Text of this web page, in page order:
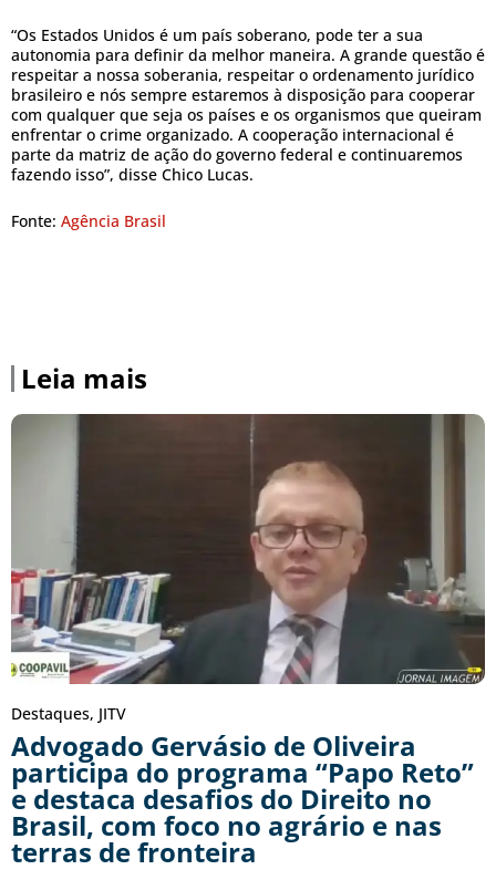
“Os Estados Unidos é um país soberano, pode ter a sua
autonomia para definir da melhor maneira. A grande questão é
respeitar a nossa soberania, respeitar o ordenamento jurídico
brasileiro e nós sempre estaremos à disposição para cooperar
com qualquer que seja os países e os organismos que queiram
enfrentar o crime organizado. A cooperação internacional é
parte da matriz de ação do governo federal e continuaremos
fazendo isso”, disse Chico Lucas.
Fonte: Agência Brasil
Leia mais
Destaques, JITV
Advogado Gervásio de Oliveira
participa do programa “Papo Reto”
e destaca desafios do Direito no
Brasil, com foco no agrário e nas
terras de fronteira